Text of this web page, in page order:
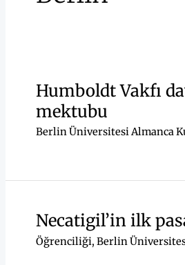
Humboldt Vakfı
mektubu
Berlin Üniversitesi Almanca
Necatigil’in ilk
Öğrenciliği, Berlin